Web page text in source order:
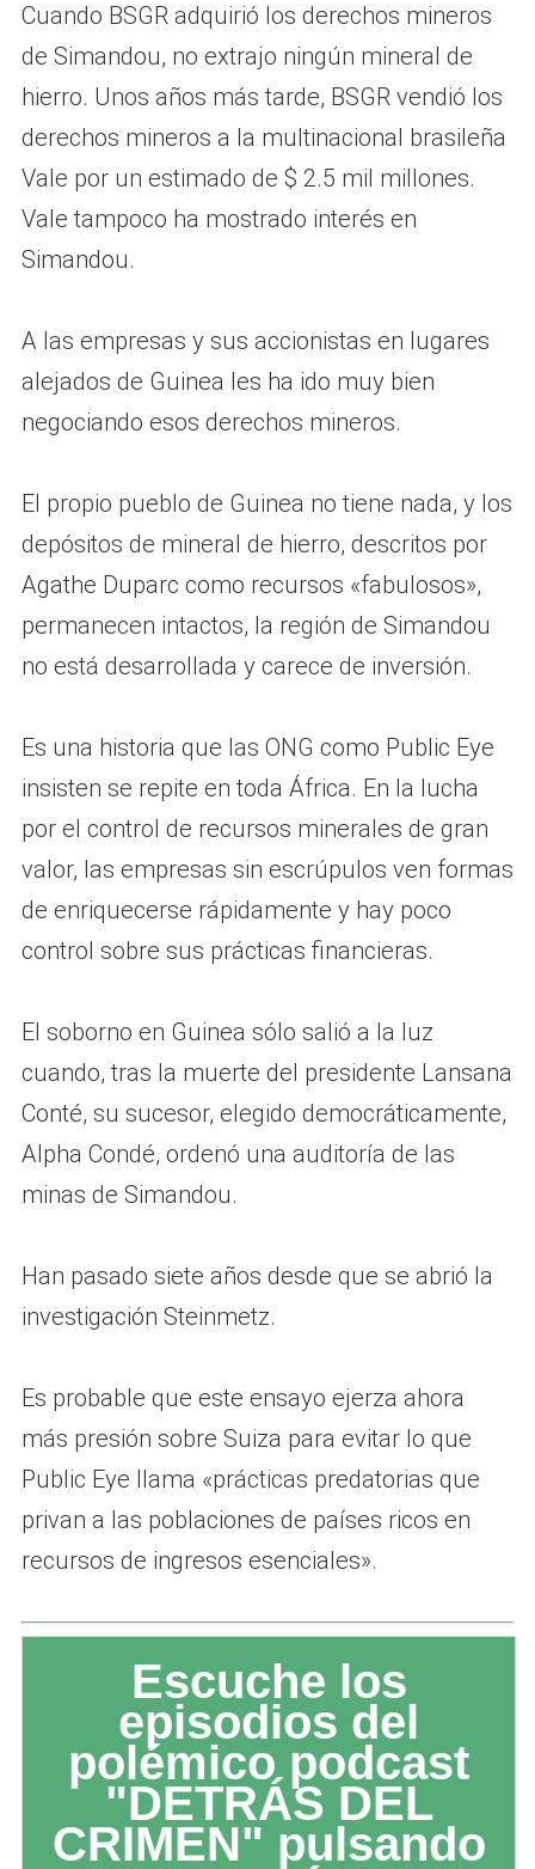
Cuando BSGR adquirió los derechos mineros
de Simandou, no extrajo ningún mineral de
hierro. Unos años más tarde, BSGR vendió los
derechos mineros a la multinacional brasileña
Vale por un estimado de $ 2.5 mil millones.
Vale tampoco ha mostrado interés en
Simandou.
A las empresas y sus accionistas en lugares
alejados de Guinea les ha ido muy bien
negociando esos derechos mineros.
El propio pueblo de Guinea no tiene nada, y los
depósitos de mineral de hierro, descritos por
Agathe Duparc como recursos «fabulosos»,
permanecen intactos, la región de Simandou
no está desarrollada y carece de inversión.
Es una historia que las ONG como Public Eye
insisten se repite en toda África. En la lucha
por el control de recursos minerales de gran
valor, las empresas sin escrúpulos ven formas
de enriquecerse rápidamente y hay poco
control sobre sus prácticas financieras.
El soborno en Guinea sólo salió a la luz
cuando, tras la muerte del presidente Lansana
Conté, su sucesor, elegido democráticamente,
Alpha Condé, ordenó una auditoría de las
minas de Simandou.
Han pasado siete años desde que se abrió la
investigación Steinmetz.
Es probable que este ensayo ejerza ahora
más presión sobre Suiza para evitar lo que
Public Eye llama «prácticas predatorias que
privan a las poblaciones de países ricos en
recursos de ingresos esenciales».
Escuche los
episodios del
polémico podcast
"DETRÁS DEL
CRIMEN" pulsando